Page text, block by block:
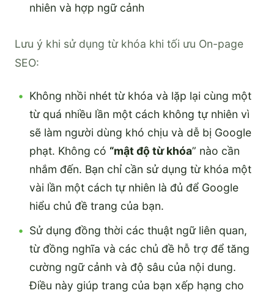
nhiên và hợp ngữ cảnh
Lưu ý khi sử dụng từ khóa khi tối ưu On-page
SEO:
Không nhồi nhét từ khóa và lặp lại cùng một
từ quá nhiều lần một cách không tự nhiên vì
sẽ làm người dùng khó chịu và dễ bị Google
phạt. Không có “mật độ từ khóa” nào cần
nhắm đến. Bạn chỉ cần sử dụng từ khóa một
vài lần một cách tự nhiên là đủ để Google
hiểu chủ đề trang của bạn.
Sử dụng đồng thời các thuật ngữ liên quan,
từ đồng nghĩa và các chủ đề hỗ trợ để tăng
cường ngữ cảnh và độ sâu của nội dung.
Điều này giúp trang của bạn xếp hạng cho